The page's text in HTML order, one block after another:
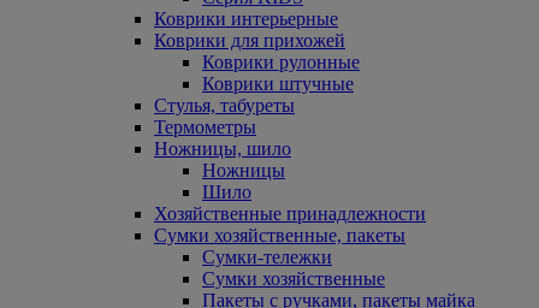
Коврики интерьерные
Коврики для прихожей
Коврики рулонные
Коврики штучные
Стулья, табуреты
Термометры
Ножницы, шило
Ножницы
Шило
Хозяйственные принадлежности
Сумки хозяйственные, пакеты
Сумки-тележки
Сумки хозяйственные
Пакеты с ручками, пакеты майка